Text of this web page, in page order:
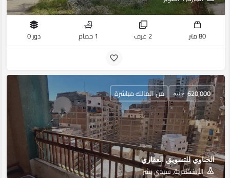
80 متر 2 غرف 1 حمام دور 0
الحناوي للتسويق العقاري
الأسكندرية, سيدي بشر
620,000 جنيه من المالك مباشرة